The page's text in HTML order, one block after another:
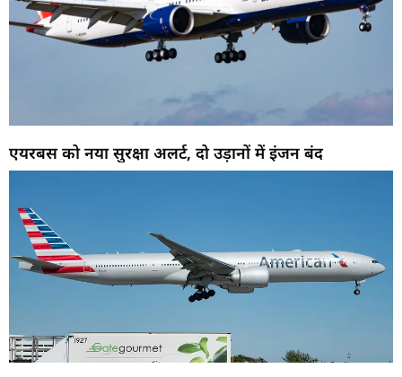
एयरबस को नया सुरक्षा अलर्ट, दो उड़ानों में इंजन बंद